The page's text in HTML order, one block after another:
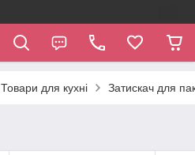
Товари для кухні Затискач для